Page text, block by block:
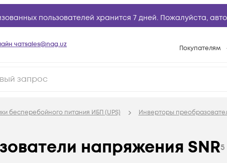
пользователей хранится 7 дней. Пожалуйста,
чатsales@nag.uz Покупателям
Вопросы и
База знаний
бесперебойного питания ИБП (UPS) Инверторы
напряжения SNR5